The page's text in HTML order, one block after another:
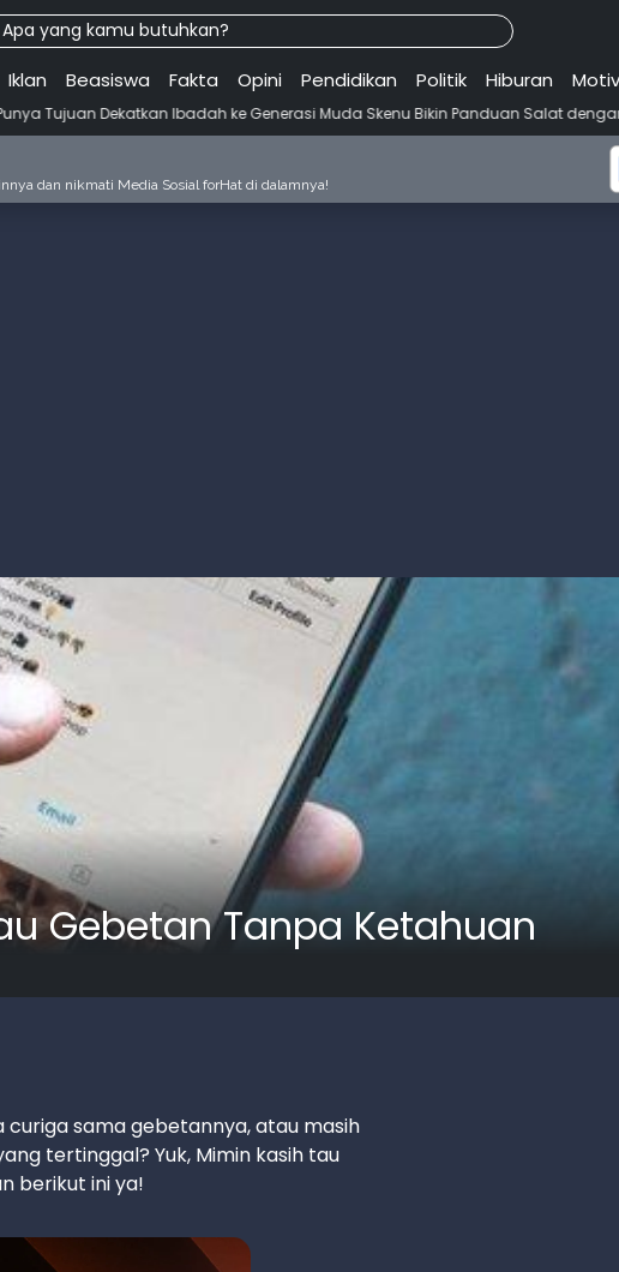
Apa yang kamu butuhkan?
Iklan Beasiswa Fakta Opini Pendidikan Politik Hiburan
Dekatkan Ibadah ke Generasi Muda Skenu Bikin Panduan Salat dengan Gaya Ala
dan nikmati Media Sosial forHat di dalamnya!
Gebetan Tanpa Ketahuan
curiga sama gebetannya, atau masih
tertinggal? Yuk, Mimin kasih tau
berikut ini ya!